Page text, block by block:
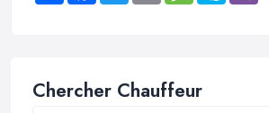
Chercher Chauffeur